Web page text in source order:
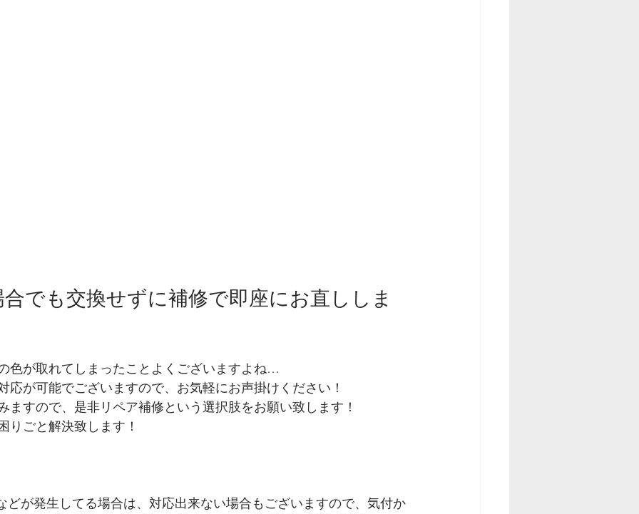
でも交換せずに補修で即座にお直ししま
色が取れてしまったことよくございますよね…
応が可能でございますので、お気軽にお声掛けください！
ますので、是非リペア補修という選択肢をお願い致します！
りごと解決致します！
が発生してる場合は、対応出来ない場合もございますので、気付か